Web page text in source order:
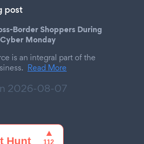
post
Border Shoppers During
Monday
is an integral part of the
Read More
2026-08-07